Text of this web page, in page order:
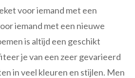
voor iemand met een
iemand met een nieuwe
is altijd een geschikt
je van een zeer gevarieerd
in veel kleuren en stijlen. Men